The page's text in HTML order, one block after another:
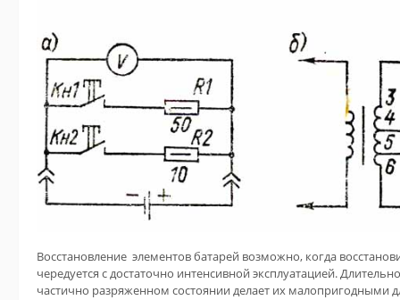
Восстановление элементов батарей возможно, когда
чередуется с достаточно интенсивной эксплуатацией.
частично разряженном состоянии делает их малопригодными